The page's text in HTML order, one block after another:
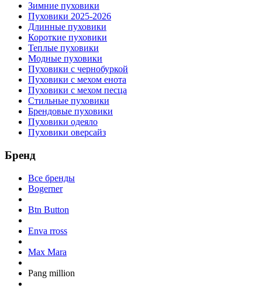
Зимние пуховики
Пуховики 2025-2026
Длинные пуховики
Короткие пуховики
Теплые пуховики
Модные пуховики
Пуховики с чернобуркой
Пуховики с мехом енота
Пуховики с мехом песца
Стильные пуховики
Брендовые пуховики
Пуховики одеяло
Пуховики оверсайз
Бренд
Все бренды
Bogerner
Btn Button
Enva rross
Max Mara
Pang million